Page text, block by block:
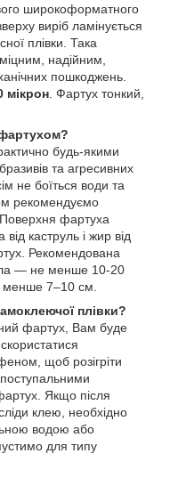
широкоформатного
виріб ламінується
плівки. Така
надійним,
пошкоджень.
мікрон . Фартух тонкий,
будь-якими
та агресивних
не боїться води та
рекомендуємо
Поверхня фартуха
каструль і жир від
Рекомендована
— не менше 10-20
менше 7–10 см.
плівки?
фартух, Вам буде
щоб розігріти
Якщо після
клею, необхідно
водою або
для типу